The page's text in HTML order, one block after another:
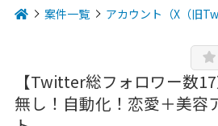
案件一覧 アカウント（X（旧
【Twitter総フォロワー数
無し！自動化！恋愛＋美容